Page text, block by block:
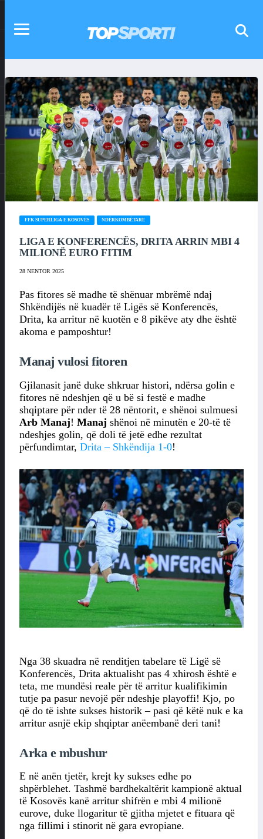
FFK SUPERLIGA E KOSOVËS NDËRKOMBËTARE
LIGA E KONFERENCËS, DRITA ARRIN MBI 4
MILIONË EURO FITIM
28 NENTOR 2025
Pas fitores së madhe të shënuar mbrëmë ndaj
Shkëndijës në kuadër të Ligës së Konferencës,
Drita, ka arritur në kuotën e 8 pikëve aty dhe është
akoma e pamposhtur!
Manaj vulosi fitoren
Gjilanasit janë duke shkruar histori, ndërsa golin e
fitores në ndeshjen që u bë si festë e madhe
shqiptare për nder të 28 nëntorit, e shënoi sulmuesi
Arb Manaj! Manaj shënoi në minutën e 20-të të
ndeshjes golin, që doli të jetë edhe rezultat
përfundimtar, Drita – Shkëndija 1-0!
Nga 38 skuadra në renditjen tabelare të Ligë së
Konferencës, Drita aktualisht pas 4 xhirosh është e
teta, me mundësi reale për të arritur kualifikimin
tutje pa pasur nevojë për ndeshje playoffi! Kjo, po
që do të ishte sukses historik – pasi që këtë nuk e ka
arritur asnjë ekip shqiptar anëembanë deri tani!
Arka e mbushur
E në anën tjetër, krejt ky sukses edhe po
shpërblehet. Tashmë bardhekaltërit kampionë aktual
të Kosovës kanë arritur shifrën e mbi 4 milionë
eurove, duke llogaritur të gjitha mjetet e fituara që
nga fillimi i stinorit në gara evropiane.